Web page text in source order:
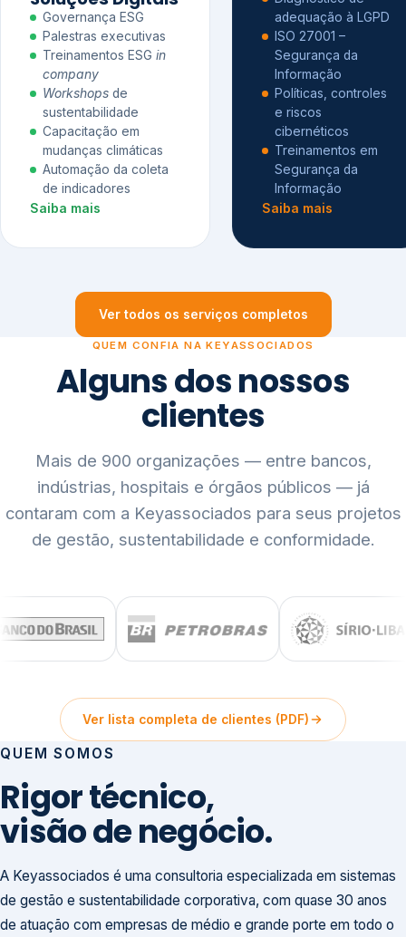
Governança ESG
Palestras executivas
Treinamentos ESG in
company
Workshops de
sustentabilidade
Capacitação em
mudanças climáticas
Automação da coleta
de indicadores
Saiba mais
adequação à LGPD
ISO 27001 –
Segurança da
Informação
Políticas, controles
e riscos
cibernéticos
Treinamentos em
Segurança da
Informação
Saiba mais
Ver todos os serviços completos
QUEM CONFIA NA KEYASSOCIADOS
Alguns dos nossos
clientes
Mais de 900 organizações — entre bancos,
indústrias, hospitais e órgãos públicos — já
contaram com a Keyassociados para seus projetos
de gestão, sustentabilidade e conformidade.
Ver lista completa de clientes (PDF)
QUEM SOMOS
Rigor técnico,
visão de negócio.
A Keyassociados é uma consultoria especializada em sistemas
de gestão e sustentabilidade corporativa, com quase 30 anos
de atuação com empresas de médio e grande porte em todo o